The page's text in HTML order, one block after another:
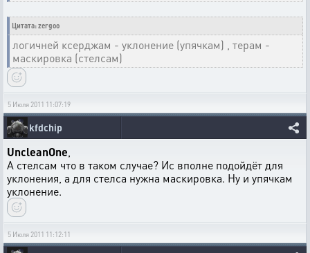
Цитата: zergoo
логичней ксерджам - уклонение (упячкам) , терам -
маскировка (стелсам)
5 Июля 2011 11:07:19
kfdchip
UncleanOne
А стелсам что в таком случае? Ис вполне подойдёт для
уклонения, а для стелса нужна маскировка. Ну и упячкам
уклонение.
5 Июля 2011 11:12:11